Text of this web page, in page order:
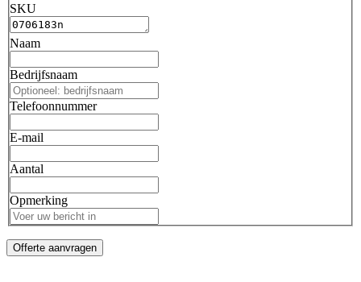
SKU
Naam
Bedrijfsnaam
Telefoonnummer
E-mail
Aantal
Opmerking
Offerte aanvragen